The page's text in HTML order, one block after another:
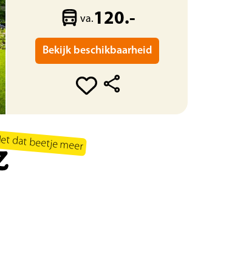
va.120.-
Bekijk beschikbaarheid
dat beetje meer